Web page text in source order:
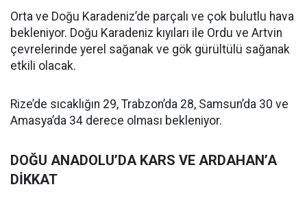
Orta ve Doğu Karadeniz’de parçalı ve çok bulutlu hava
bekleniyor. Doğu Karadeniz kıyıları ile Ordu ve Artvin
çevrelerinde yerel sağanak ve gök gürültülü sağanak
etkili olacak.
Rize’de sıcaklığın 29, Trabzon’da 28, Samsun’da 30 ve
Amasya’da 34 derece olması bekleniyor.
DOĞU ANADOLU’DA KARS VE ARDAHAN’A
DİKKAT